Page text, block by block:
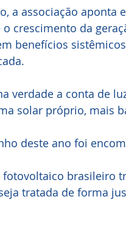
a associação aponta
crescimento da
benefícios
verdade a conta de
solar próprio, mais
deste ano foi
fotovoltaico brasileiro
tratada de forma